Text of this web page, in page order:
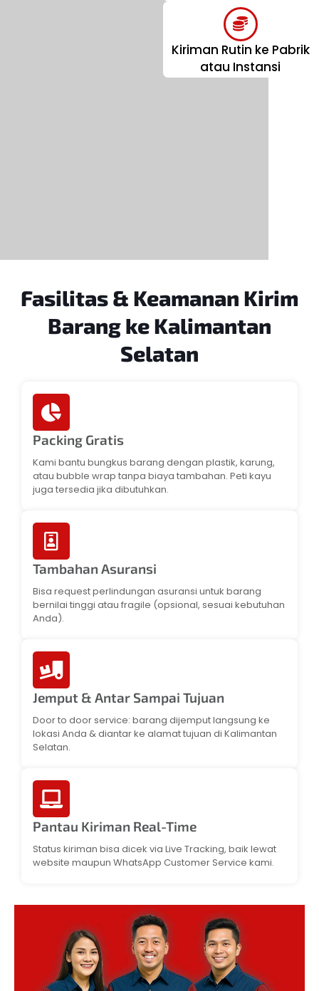
Kiriman Rutin ke Pabrik
atau Instansi
Fasilitas & Keamanan Kirim
Barang ke Kalimantan
Selatan
Packing Gratis
Kami bantu bungkus barang dengan plastik, karung,
atau bubble wrap tanpa biaya tambahan. Peti kayu
juga tersedia jika dibutuhkan.
Tambahan Asuransi
Bisa request perlindungan asuransi untuk barang
bernilai tinggi atau fragile (opsional, sesuai kebutuhan
Anda).
Jemput & Antar Sampai Tujuan
Door to door service: barang dijemput langsung ke
lokasi Anda & diantar ke alamat tujuan di Kalimantan
Selatan.
Pantau Kiriman Real-Time
Status kiriman bisa dicek via Live Tracking, baik lewat
website maupun WhatsApp Customer Service kami.